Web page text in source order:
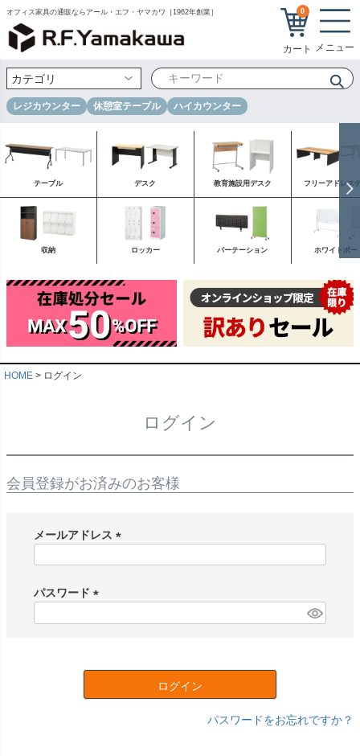
オフィス家具の通販ならアール・エフ・ヤマカワ［1962年創業］ 0
レジカウンター 休憩室テーブル ハイカウンター
テーブル デスク 教育施設用デスク フリーアドレス
収納 ロッカー パーテーション ホワイトボー
HOME ログイン
ログイン
会員登録がお済みのお客様
メールアドレス
)
パスワード
ログイン
パスワードをお忘れですか？